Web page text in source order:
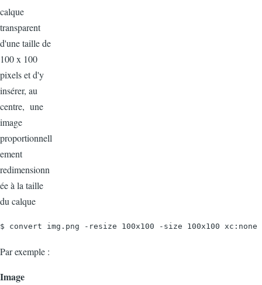
calque
transparent
d'une taille de
100 x 100
pixels et d'y
insérer, au
centre, une
image
proportionnell
ement
redimensionn
ée à la taille
du calque
$ convert img.png -resize 100x100 -size 100x100
Par exemple :
Image